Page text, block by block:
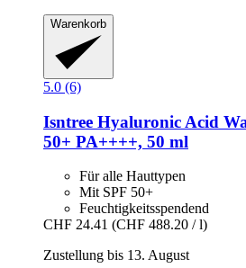
Warenkorb
5.0 (6)
Isntree Hyaluronic Acid
50+ PA++++, 50 ml
Für alle Hauttypen
Mit SPF 50+
Feuchtigkeitsspendend
CHF 24.41 (CHF 488.20 / l)
Zustellung bis 13. August